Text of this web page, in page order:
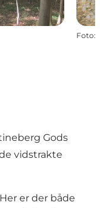
Foto:
Gods
vidstrakte
er der både